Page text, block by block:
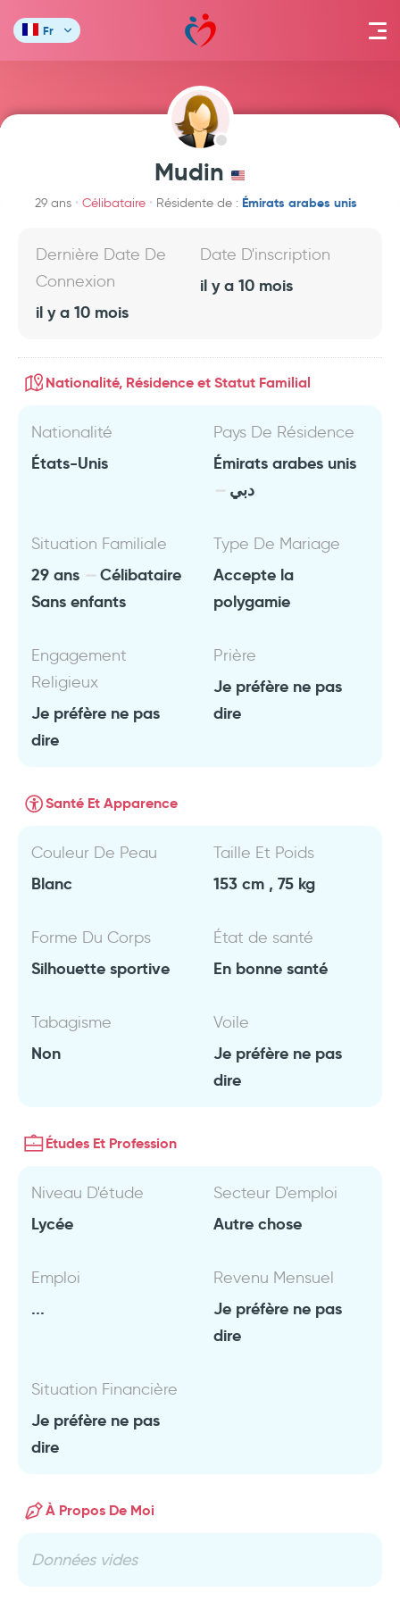
Fr
Mudin
29 ans Célibataire Résidente de : Émirats arabes unis
Dernière Date De
Connexion
il y a 10 mois
Date D'inscription
il y a 10 mois
Nationalité, Résidence et Statut Familial
Nationalité
États-Unis
Pays De Résidence
Émirats arabes unis
دبي
Situation Familiale
29 ans
Célibataire
Sans enfants
Type De Mariage
Accepte la
polygamie
Engagement
Religieux
Je préfère ne pas
dire
Prière
Je préfère ne pas
dire
Santé Et Apparence
Couleur De Peau
Blanc
Taille Et Poids
153 cm , 75 kg
Forme Du Corps
Silhouette sportive
État de santé
En bonne santé
Tabagisme
Non
Voile
Je préfère ne pas
dire
Études Et Profession
Niveau D'étude
Lycée
Secteur D'emploi
Autre chose
Emploi
...
Revenu Mensuel
Je préfère ne pas
dire
Situation Financière
Je préfère ne pas
dire
À Propos De Moi
Données vides